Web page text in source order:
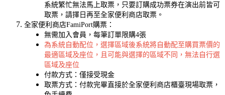
系統繁忙無法馬上取票，只要訂購成功票券在演出前皆可
取票，請擇日再至全家便利商店取票。
全家便利商店FamiPort購票：
無需加入會員，每筆訂單限購4張
為系統自動配位，選擇區域後系統將自動配至購買票價的
最適區域及座位，且可能與選擇的區域不同，無法自行選
區域及座位
付款方式：僅接受現金
取票方式：付款完畢直接於全家便利商店櫃臺現場取票，